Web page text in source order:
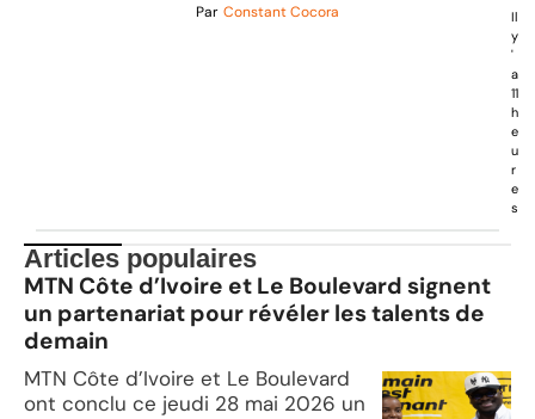
Par Constant Cocora
Il
y
'
a
11
h
e
u
r
e
s
Articles populaires
MTN Côte d’Ivoire et Le Boulevard signent
un partenariat pour révéler les talents de
demain
MTN Côte d’Ivoire et Le Boulevard
ont conclu ce jeudi 28 mai 2026 un